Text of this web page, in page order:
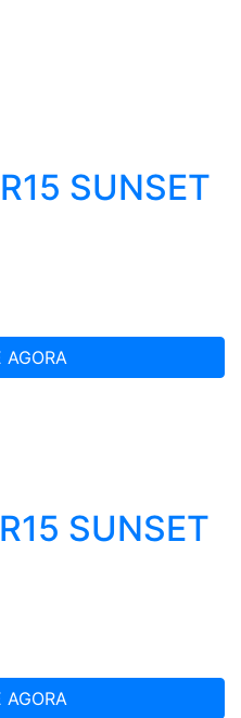
SUNSET
AGORA
SUNSET
AGORA